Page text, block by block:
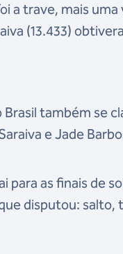
a trave, mais
(13.433)
Brasil também se
e Jade
para as finais de
disputou: salto,